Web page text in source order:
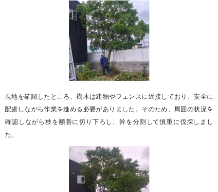
現地を確認したところ、樹木は建物やフェンスに近接しており、安全に
配慮しながら作業を進める必要がありました。そのため、周囲の状況を
確認しながら枝を順番に切り下ろし、幹を分割して慎重に伐採しまし
た。